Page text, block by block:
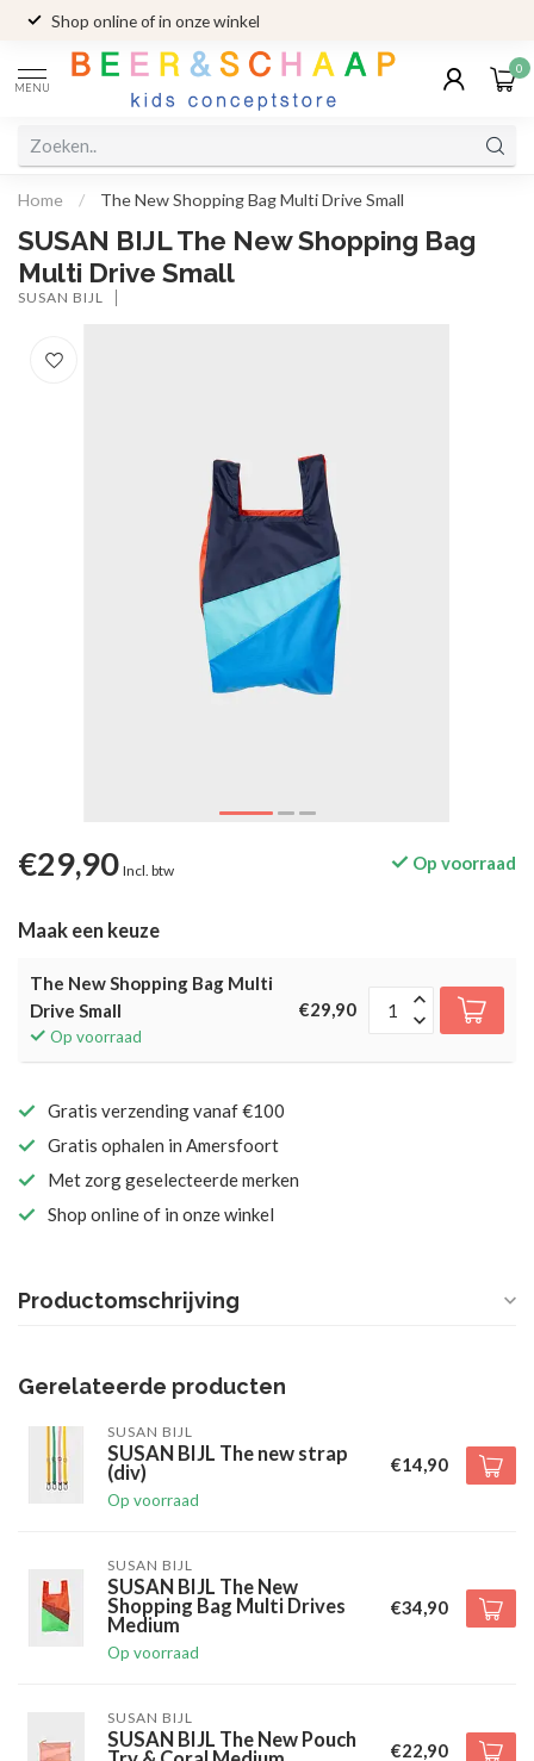
Shop online of in onze winkel
MENU
0
Home / The New Shopping Bag Multi Drive Small
SUSAN BIJL The New Shopping Bag
Multi Drive Small
SUSAN BIJL
€29,90 Incl. btw Op voorraad
Maak een keuze
The New Shopping Bag Multi
Drive Small
Op voorraad
€29,90
Gratis verzending vanaf €100
Gratis ophalen in Amersfoort
Met zorg geselecteerde merken
Shop online of in onze winkel
Productomschrijving
Gerelateerde producten
SUSAN BIJL
SUSAN BIJL The new strap
(div)
Op voorraad
€14,90
SUSAN BIJL
SUSAN BIJL The New
Shopping Bag Multi Drives
Medium
Op voorraad
€34,90
SUSAN BIJL
SUSAN BIJL The New Pouch
€22,90